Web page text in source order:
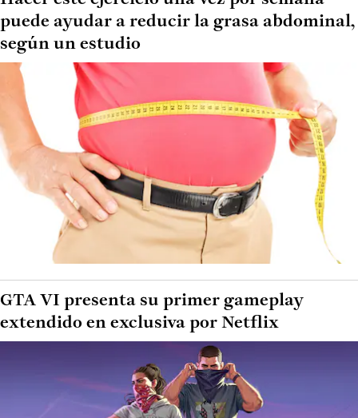
puede ayudar a reducir la grasa abdominal,
según un estudio
GTA VI presenta su primer gameplay
extendido en exclusiva por Netflix